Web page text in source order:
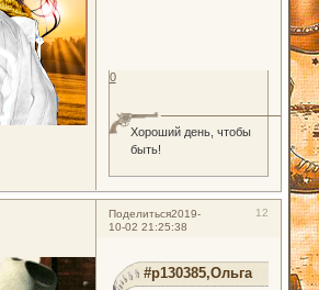
Хороший день, чтобы
быть!
0
Поделиться 12
2019-
10-02 21:25:38
#p130385,Ольга